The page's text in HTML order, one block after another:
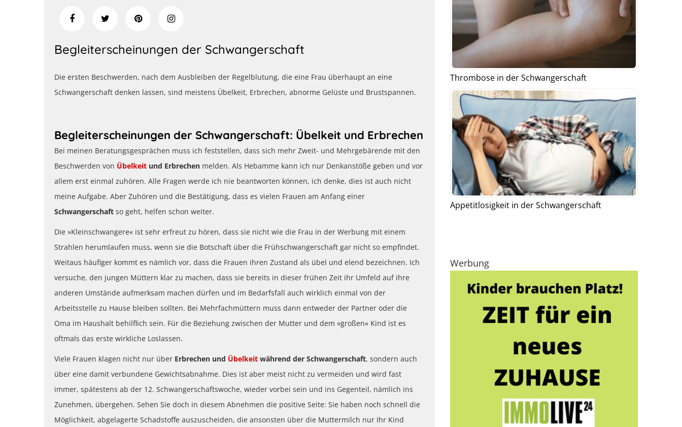
Begleiterscheinungen der Schwangerschaft
Die ersten Beschwerden, nach dem Ausbleiben der Regelblutung, die eine Frau überhaupt an eine
Schwangerschaft denken lassen, sind meistens Übelkeit, Erbrechen, abnorme Gelüste und Brustspannen.
Begleiterscheinungen der Schwangerschaft: Übelkeit und Erbrechen
Bei meinen Beratungsgesprächen muss ich feststellen, dass sich mehr Zweit- und Mehrgebärende mit den
Beschwerden von Übelkeit und Erbrechen melden. Als Hebamme kann ich nur Denkanstöße geben und vor
allem erst einmal zuhören. Alle Fragen werde ich nie beantworten können, ich denke, dies ist auch nicht
meine Aufgabe. Aber Zuhören und die Bestätigung, dass es vielen Frauen am Anfang einer
Schwangerschaft so geht, helfen schon weiter.
Die »Kleinschwangere« ist sehr erfreut zu hören, dass sie nicht wie die Frau in der Werbung mit einem
Strahlen herumlaufen muss, wenn sie die Botschaft über die Frühschwangerschaft gar nicht so empfindet.
Weitaus häufiger kommt es nämlich vor, dass die Frauen ihren Zustand als übel und elend bezeichnen. Ich
versuche, den jungen Müttern klar zu machen, dass sie bereits in dieser frühen Zeit ihr Umfeld auf ihre
anderen Umstände aufmerksam machen dürfen und im Bedarfsfall auch wirklich einmal von der
Arbeitsstelle zu Hause bleiben sollten. Bei Mehrfachmüttern muss dann entweder der Partner oder die
Oma im Haushalt behilflich sein. Für die Beziehung zwischen der Mutter und dem »großen« Kind ist es
oftmals das erste wirkliche Loslassen.
Viele Frauen klagen nicht nur über Erbrechen und Übelkeit während der Schwangerschaft, sondern auch
über eine damit verbundene Gewichtsabnahme. Dies ist aber meist nicht zu vermeiden und wird fast
immer, spätestens ab der 12. Schwangerschaftswoche, wieder vorbei sein und ins Gegenteil, nämlich ins
Zunehmen, übergehen. Sehen Sie doch in diesem Abnehmen die positive Seite: Sie haben noch schnell die
Möglichkeit, abgelagerte Schadstoffe auszuscheiden, die ansonsten über die Muttermilch nur Ihr Kind
Thrombose in der Schwangerschaft
Appetitlosigkeit in der Schwangerschaft
Werbung